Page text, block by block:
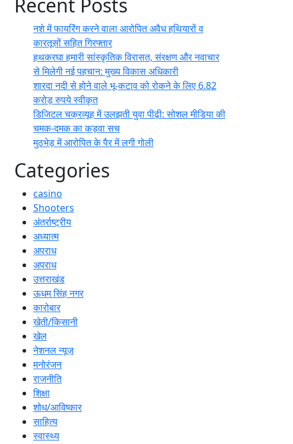
नशे में फायरिंग करने वाला आरोपित अवैध हथियारों व
कारतूसों सहित गिरफ्तार
हथकरघा हमारी सांस्कृतिक विरासत, संरक्षण और नवाचार
से मिलेगी नई पहचान: मुख्य विकास अधिकारी
शारदा नदी से होने वाले भू-कटाव को रोकने के लिए 6.82
करोड़ रुपये स्वीकृत
डिजिटल चक्रव्यूह में उलझती युवा पीढ़ी: सोशल मीडिया की
चमक-दमक का कड़वा सच
मुठभेड़ में आरोपित के पैर में लगी गोली
Categories
casino
Shooters
अंतर्राष्ट्रीय
अध्यात्म
अपराध
अपराध
उत्तराखंड
ऊधम सिंह नगर
कारोबार
खेती/किसानी
खेल
नेशनल न्यूज़
मनोरंजन
राजनीति
शिक्षा
शोध/आविष्कार
साहित्य
स्वास्थ्य